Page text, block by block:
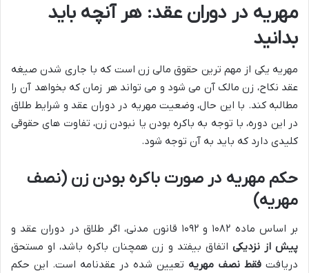
مهریه در دوران عقد: هر آنچه باید
بدانید
مهریه یکی از مهم ترین حقوق مالی زن است که با جاری شدن صیغه
عقد نکاح، زن مالک آن می شود و می تواند هر زمان که بخواهد آن را
مطالبه کند. با این حال، وضعیت مهریه در دوران عقد و شرایط طلاق
در این دوره، با توجه به باکره بودن یا نبودن زن، تفاوت های حقوقی
کلیدی دارد که باید به آن توجه شود.
حکم مهریه در صورت باکره بودن زن (نصف
مهریه)
بر اساس ماده ۱۰۸۲ و ۱۰۹۲ قانون مدنی، اگر طلاق در دوران عقد و
پیش از نزدیکی اتفاق بیفتد و زن همچنان باکره باشد، او مستحق
دریافت فقط نصف مهریه تعیین شده در عقدنامه است. این حکم